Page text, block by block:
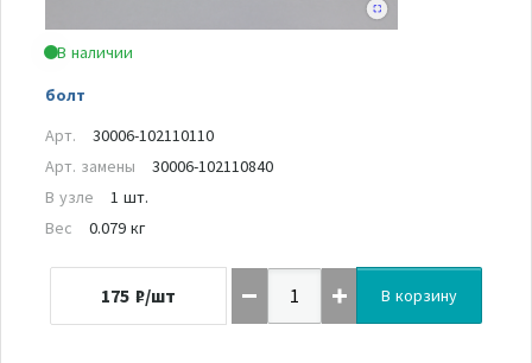
В наличии
болт
Арт.
30006-102110110
Арт. замены
30006-102110840
В узле
1 шт.
Вес
0.079 кг
175 ₽/шт В корзину